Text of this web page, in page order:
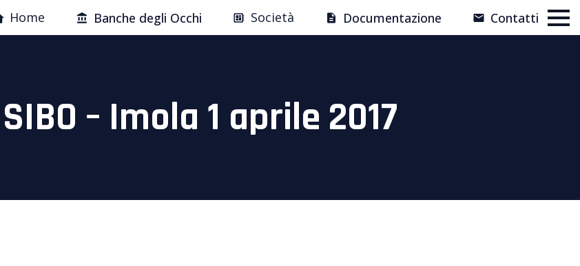
Home Banche degli Occhi Società Documentazione Contatti
– Imola 1 aprile 2017